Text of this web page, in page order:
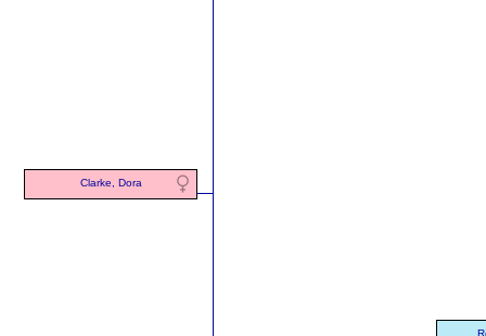
Clarke, Dora